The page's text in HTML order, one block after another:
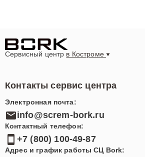
Сервисный центр в Костроме
Контакты сервис центра
Электронная почта:
info@screm-bork.ru
Контактный телефон:
+7 (800) 100-49-87
Адрес и график работы СЦ Bork: